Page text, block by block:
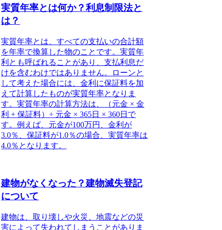
実質年率とは何か？利息制限法と
は？
実質年率とは、すべての支払いの合計額
を年率で換算した物のこと です。実質年
利とも呼ばれることがあり、支払利息だ
けを含むわけではありません。ローンと
して考えた場合には、金利に保証料を加
えて計算したものが実質年率となりま
す。実質年率の計算方法は、
（元金 × 金
利 + 保証料）÷ 元金 × 365日 × 360日 で
す。例えば、元金が100万円、金利が
3.0％、保証料が1.0％の場合、実質年率は
4.0％となります。
建物がなくなった？建物滅失登記
について
建物は、取り壊しや火災、地震などの災
害によって失われてしまうことがありま